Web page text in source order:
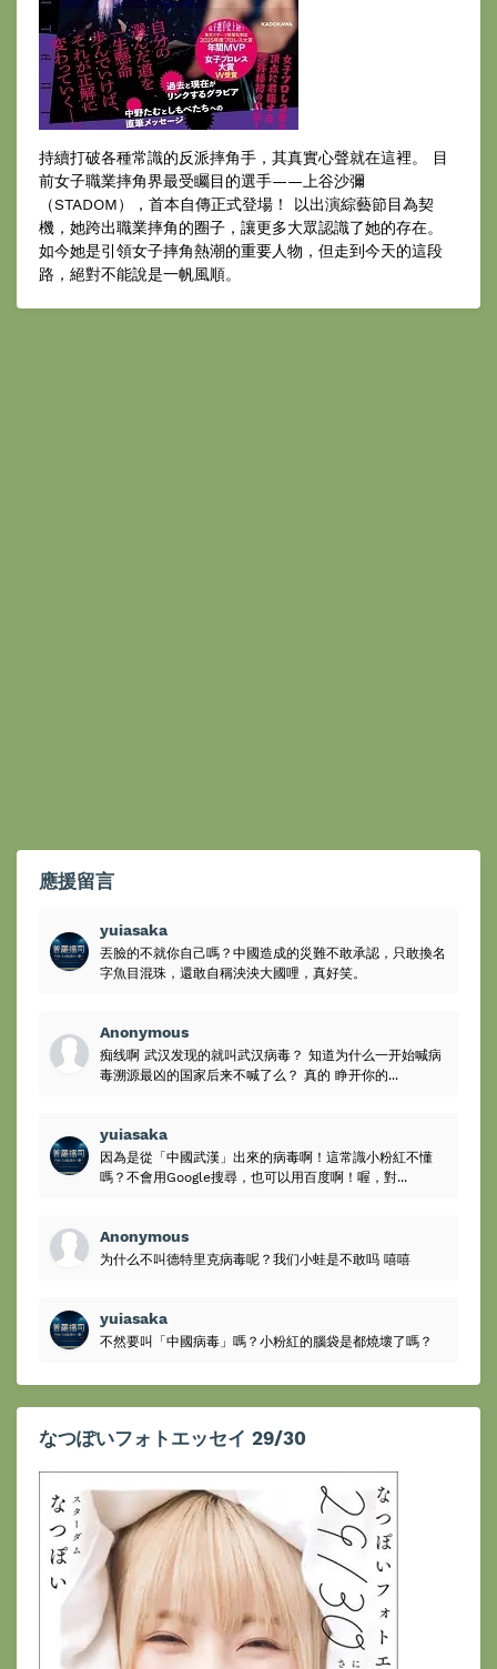
持續打破各種常識的反派摔角手，其真實心聲就在這裡。 目
前女子職業摔角界最受矚目的選手——上谷沙彌
（STADOM），首本自傳正式登場！ 以出演綜藝節目為契
機，她跨出職業摔角的圈子，讓更多大眾認識了她的存在。
如今她是引領女子摔角熱潮的重要人物，但走到今天的這段
路，絕對不能說是一帆風順。
應援留言
yuiasaka
丟臉的不就你自己嗎？中國造成的災難不敢承認，只敢換名
字魚目混珠，還敢自稱泱泱大國哩，真好笑。
Anonymous
痴线啊 武汉发现的就叫武汉病毒？ 知道为什么一开始喊病
毒溯源最凶的国家后来不喊了么？ 真的 睁开你的...
yuiasaka
因為是從「中國武漢」出來的病毒啊！這常識小粉紅不懂
嗎？不會用Google搜尋，也可以用百度啊！喔，對...
Anonymous
为什么不叫德特里克病毒呢？我们小蛙是不敢吗 嘻嘻
yuiasaka
不然要叫「中國病毒」嗎？小粉紅的腦袋是都燒壞了嗎？
なつぽいフォトエッセイ 29/30